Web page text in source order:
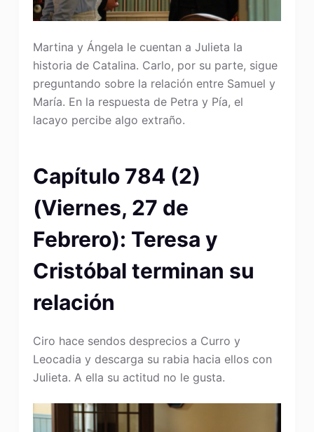
Martina y Ángela le cuentan a Julieta la
historia de Catalina. Carlo, por su parte, sigue
preguntando sobre la relación entre Samuel y
María. En la respuesta de Petra y Pía, el
lacayo percibe algo extraño.
Capítulo 784 (2)
(Viernes, 27 de
Febrero): Teresa y
Cristóbal terminan su
relación
Ciro hace sendos desprecios a Curro y
Leocadia y descarga su rabia hacia ellos con
Julieta. A ella su actitud no le gusta.